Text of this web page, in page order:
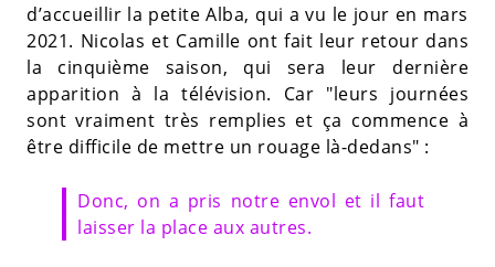
d’accueillir la petite Alba, qui a vu le jour en mars
2021. Nicolas et Camille ont fait leur retour dans
la cinquième saison, qui sera leur dernière
apparition à la télévision. Car "leurs journées
sont vraiment très remplies et ça commence à
être difficile de mettre un rouage là-dedans" :
Donc, on a pris notre envol et il faut
laisser la place aux autres.